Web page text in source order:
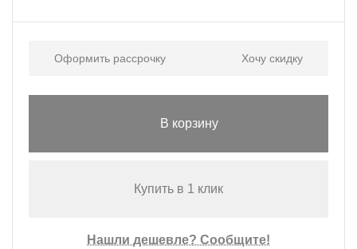
Оформить рассрочку Хочу скидку
В корзину
Купить в 1 клик
Нашли дешевле? Сообщите!